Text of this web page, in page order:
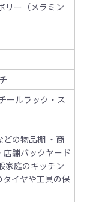
リー（メラミン
ールラック・ス
どの物品棚 ・商
店舗バックヤード
家庭のキッチン
タイヤや工具の保